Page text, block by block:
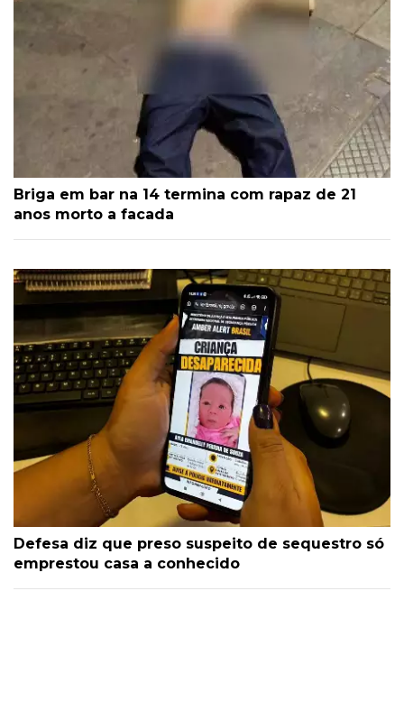
Briga em bar na 14 termina com rapaz de 21
anos morto a facada
Defesa diz que preso suspeito de sequestro só
emprestou casa a conhecido